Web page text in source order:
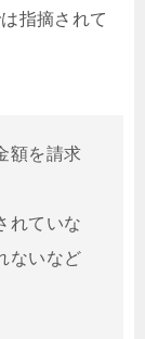
指摘されて
額を請求
れていな
ないなど